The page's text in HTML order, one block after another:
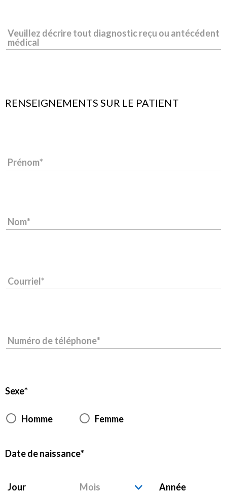
Veuillez décrire tout diagnostic reçu ou antécédent
médical
RENSEIGNEMENTS SUR LE PATIENT
Prénom
Nom
Courriel
Numéro de téléphone
Sexe
Homme Femme
Date de naissance
Jour Mois Année